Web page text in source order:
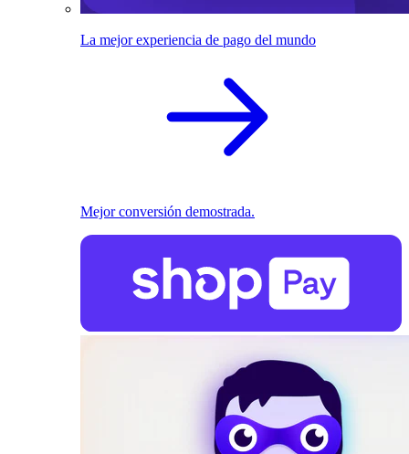
La mejor experiencia de pago del mundo
Mejor conversión demostrada.